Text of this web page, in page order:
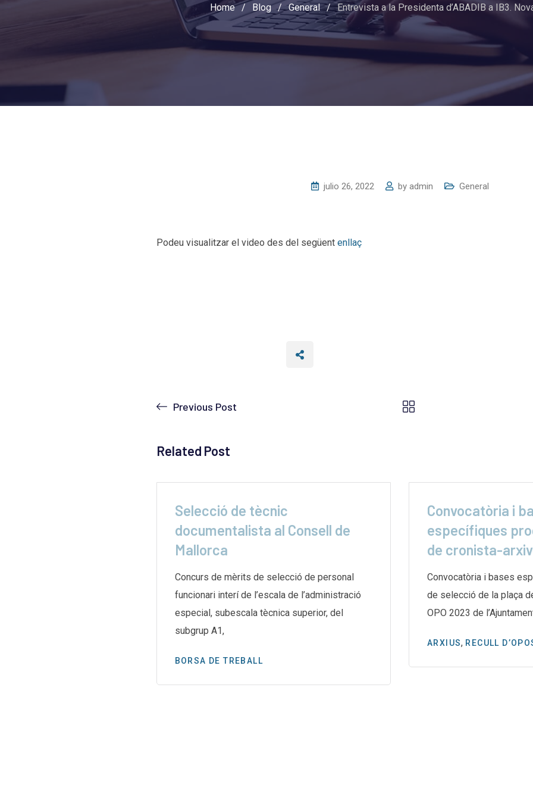
Home / Blog / General / Entrevista a la Presidenta d’ABADIB a IB3.
julio 26, 2022 by admin General
Podeu visualitzar el video des del següent enllaç
Previous Post
Related Post
Selecció de tècnic
documentalista al Consell de
Mallorca
Concurs de mèrits de selecció de personal
funcionari interí de l’escala de l’administració
especial, subescala tècnica superior, del
subgrup A1,
BORSA DE TREBALL
Convocatòria i
específiques
de cronista-
Convocatòria i bases
de selecció de la plaça
OPO 2023 de
ARXIUS, RECULL